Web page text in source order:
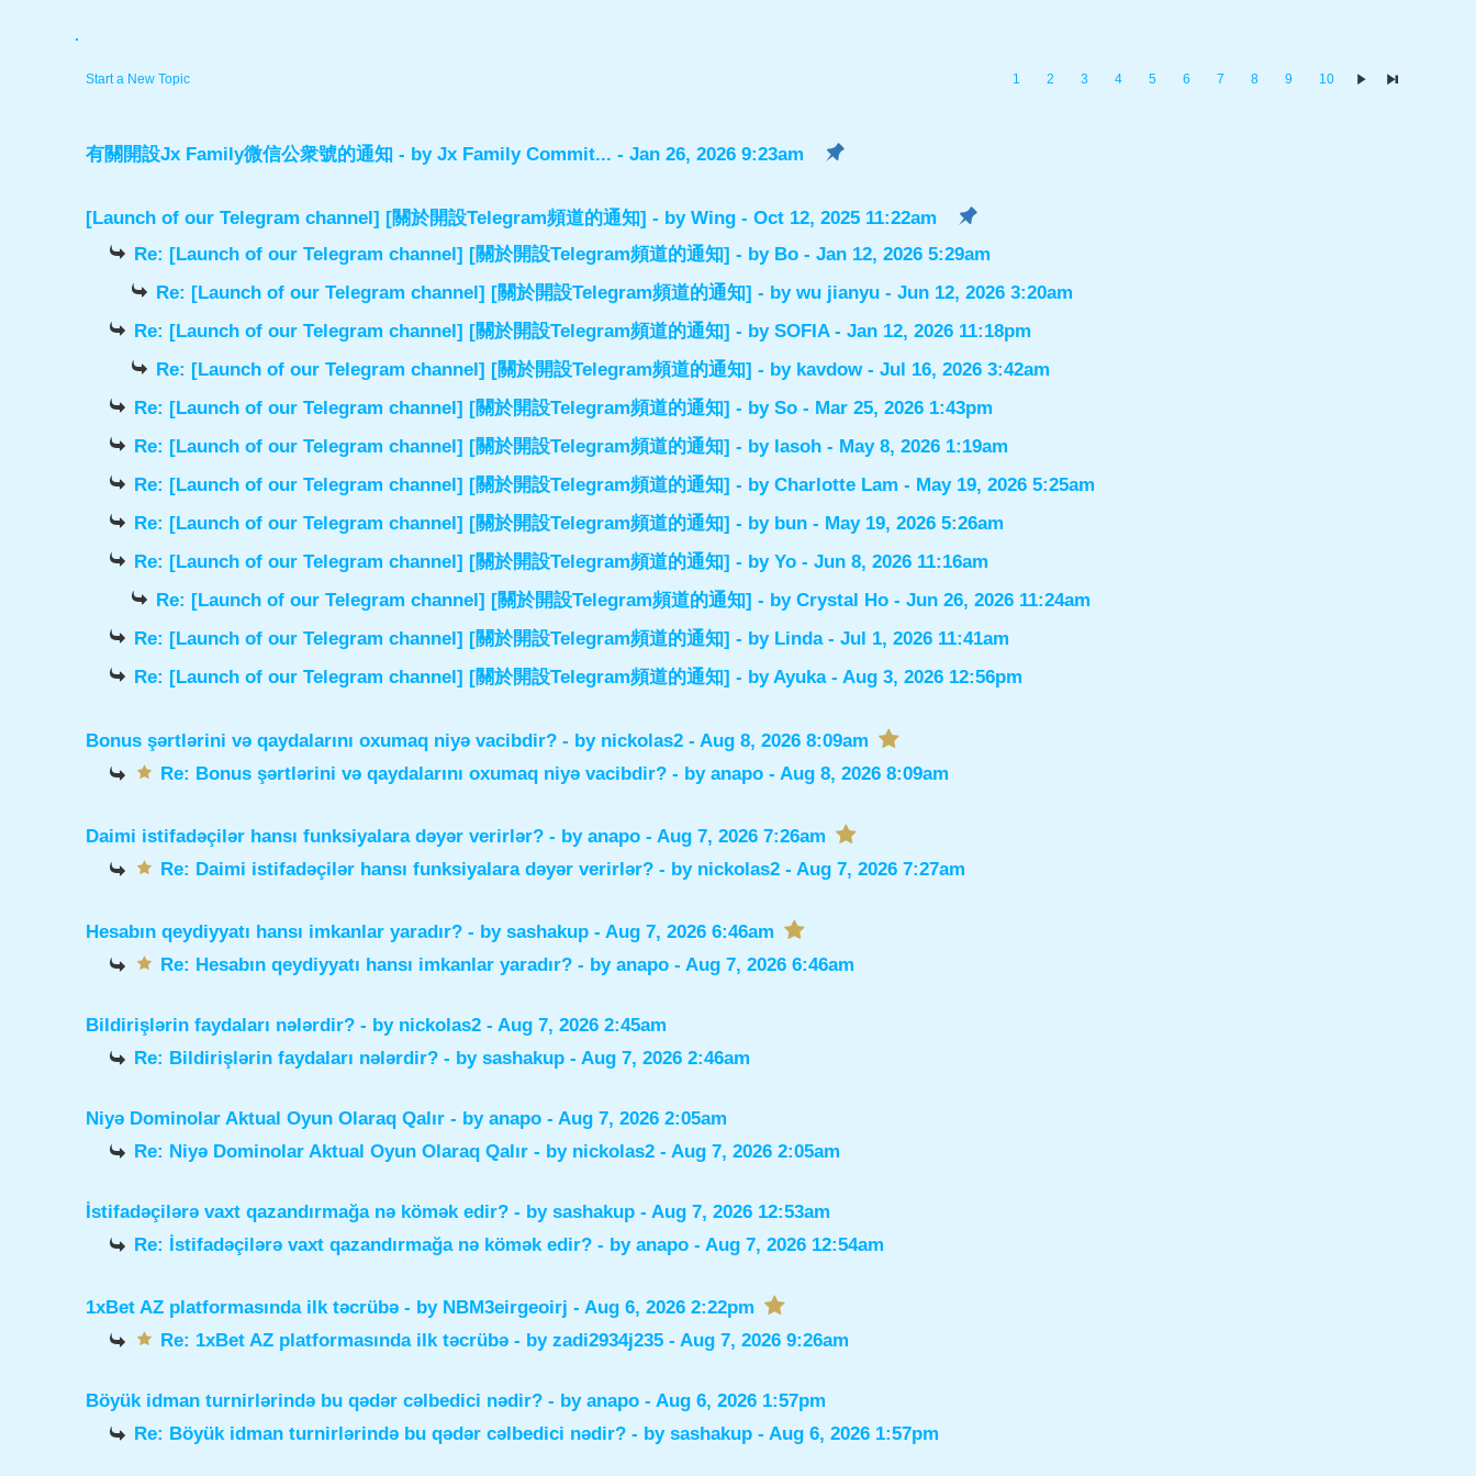
.
Start a New Topic 1 2 3 4 5 6 7 8 9 10
有關開設Jx Family微信公衆號的通知 - by Jx Family Commit... - Jan 26, 2026 9:23am
[Launch of our Telegram channel] [關於開設Telegram頻道的通知] - by Wing- Oct 12, 2025 11:22am
Re: [Launch of our Telegram channel] [關於開設Telegram頻道的通知] - by Bo- Jan 12, 2026 5:29am
Re: [Launch of our Telegram channel] [關於開設Telegram頻道的通知] - by wu jianyu- Jun 12, 2026 3:20am
Re: [Launch of our Telegram channel] [關於開設Telegram頻道的通知] - by SOFIA- Jan 12, 2026 11:18pm
Re: [Launch of our Telegram channel] [關於開設Telegram頻道的通知] - by kavdow- Jul 16, 2026 3:42am
Re: [Launch of our Telegram channel] [關於開設Telegram頻道的通知] - by So- Mar 25, 2026 1:43pm
Re: [Launch of our Telegram channel] [關於開設Telegram頻道的通知] - by lasoh- May 8, 2026 1:19am
Re: [Launch of our Telegram channel] [關於開設Telegram頻道的通知] - by Charlotte Lam - May 19, 2026 5:25am
Re: [Launch of our Telegram channel] [關於開設Telegram頻道的通知] - by bun- May 19, 2026 5:26am
Re: [Launch of our Telegram channel] [關於開設Telegram頻道的通知] - by Yo- Jun 8, 2026 11:16am
Re: [Launch of our Telegram channel] [關於開設Telegram頻道的通知] - by Crystal Ho - Jun 26, 2026 11:24am
Re: [Launch of our Telegram channel] [關於開設Telegram頻道的通知] - by Linda- Jul 1, 2026 11:41am
Re: [Launch of our Telegram channel] [關於開設Telegram頻道的通知] - byAyuka- Aug 3, 2026 12:56pm
Bonus şərtlərini və qaydalarını oxumaq niyə vacibdir? - by nickolas2- Aug 8, 2026 8:09am
Re: Bonus şərtlərini və qaydalarını oxumaq niyə vacibdir? - byanapo - Aug 8, 2026 8:09am
Daimi istifadəçilər hansı funksiyalara dəyər verirlər? - by anapo- Aug 7, 2026 7:26am
Re: Daimi istifadəçilər hansı funksiyalara dəyər verirlər? - by nickolas2 - Aug 7, 2026 7:27am
Hesabın qeydiyyatı hansı imkanlar yaradır? - by sashakup- Aug 7, 2026 6:46am
Re: Hesabın qeydiyyatı hansı imkanlar yaradır? - byanapo - Aug 7, 2026 6:46am
Bildirişlərin faydaları nələrdir? - by nickolas2- Aug 7, 2026 2:45am
Re: Bildirişlərin faydaları nələrdir? - by sashakup- Aug 7, 2026 2:46am
Niyə Dominolar Aktual Oyun Olaraq Qalır - by anapo- Aug 7, 2026 2:05am
Re: Niyə Dominolar Aktual Oyun Olaraq Qalır - by nickolas2- Aug 7, 2026 2:05am
İstifadəçilərə vaxt qazandırmağa nə kömək edir? - by sashakup- Aug 7, 2026 12:53am
Re: İstifadəçilərə vaxt qazandırmağa nə kömək edir? - by anapo- Aug 7, 2026 12:54am
1xBet AZ platformasında ilk təcrübə - by NBM3eirgeoirj - Aug 6, 2026 2:22pm
Re: 1xBet AZ platformasında ilk təcrübə - byzadi2934j235 - Aug 7, 2026 9:26am
Böyük idman turnirlərində bu qədər cəlbedici nədir? - by anapo- Aug 6, 2026 1:57pm
Re: Böyük idman turnirlərində bu qədər cəlbedici nədir? - by sashakup- Aug 6, 2026 1:57pm